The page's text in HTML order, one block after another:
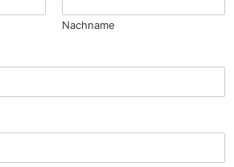
Nachname